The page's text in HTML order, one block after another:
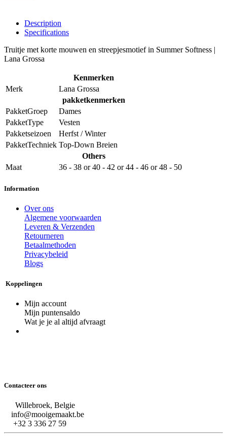
Description
Specifications
Truitje met korte mouwen en streepjesmotief in Summer Softness |
Lana Grossa
Kenmerken
Merk
Lana Grossa
pakketkenmerken
PakketGroep
Dames
PakketType
Vesten
Pakketseizoen
Herfst / Winter
PakketTechniek Top-Down Breien
Others
Maat
36 - 38 or40 - 42 or44 - 46 or48 - 50
Information
Over ons
Algemene voorwaarden
Leveren & Verzenden
Retourneren
Betaalmethoden
Privacybeleid
Blogs
Koppelingen
Mijn account
Mijn puntensaldo
Wat je je al altijd afvraagt
Contacteer ons
Willebroek, Belgie
info@mooigemaakt.be
+32 3 336 27 59